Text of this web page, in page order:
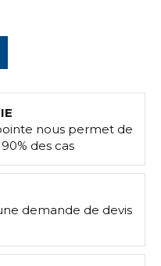
nous permet de
des cas
demande de devis